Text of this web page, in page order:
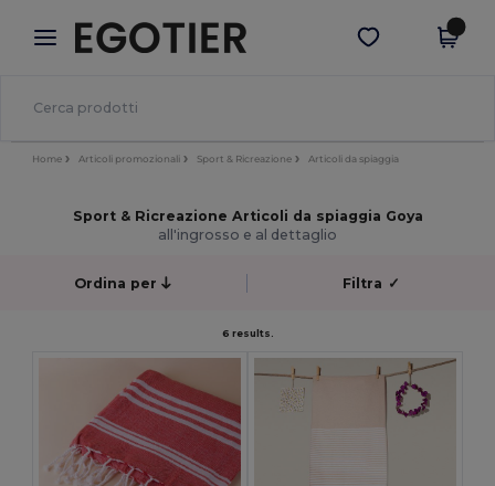
× App Egotier
Prezzi migliori sull'app!
Scarica app
Home Articoli promozionali Sport & Ricreazione Articoli da spiaggia
Sport & Ricreazione Articoli da spiaggia Goya
all'ingrosso e al dettaglio
Ordina per Filtra ✓
6 results.